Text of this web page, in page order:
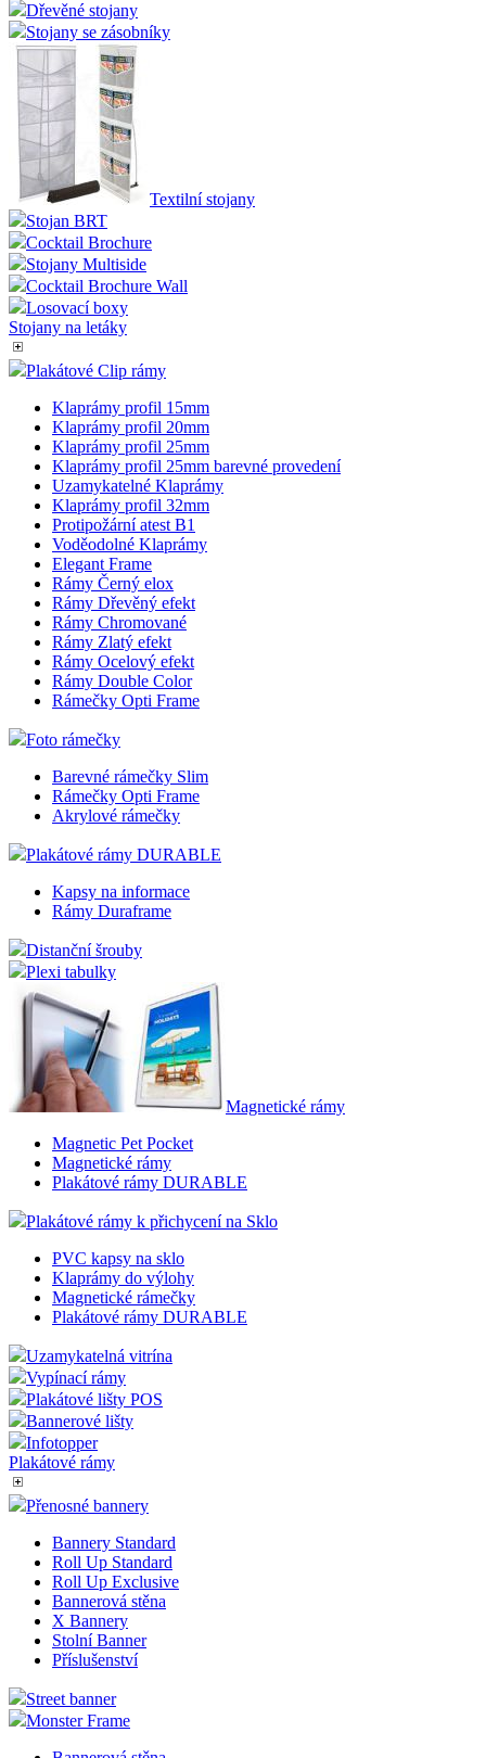
Dřevěné stojany
Stojany se zásobníky
Textilní stojany
Stojan BRT
Cocktail Brochure
Stojany Multiside
Cocktail Brochure Wall
Losovací boxy
Stojany na letáky
Plakátové Clip rámy
Klaprámy profil 15mm
Klaprámy profil 20mm
Klaprámy profil 25mm
Klaprámy profil 25mm barevné provedení
Uzamykatelné Klaprámy
Klaprámy profil 32mm
Protipožární atest B1
Voděodolné Klaprámy
Elegant Frame
Rámy Černý elox
Rámy Dřevěný efekt
Rámy Chromované
Rámy Zlatý efekt
Rámy Ocelový efekt
Rámy Double Color
Rámečky Opti Frame
Foto rámečky
Barevné rámečky Slim
Rámečky Opti Frame
Akrylové rámečky
Plakátové rámy DURABLE
Kapsy na informace
Rámy Duraframe
Distanční šrouby
Plexi tabulky
Magnetické rámy
Magnetic Pet Pocket
Magnetické rámy
Plakátové rámy DURABLE
Plakátové rámy k přichycení na Sklo
PVC kapsy na sklo
Klaprámy do výlohy
Magnetické rámečky
Plakátové rámy DURABLE
Uzamykatelná vitrína
Vypínací rámy
Plakátové lišty POS
Bannerové lišty
Infotopper
Plakátové rámy
Přenosné bannery
Bannery Standard
Roll Up Standard
Roll Up Exclusive
Bannerová stěna
X Bannery
Stolní Banner
Příslušenství
Street banner
Monster Frame